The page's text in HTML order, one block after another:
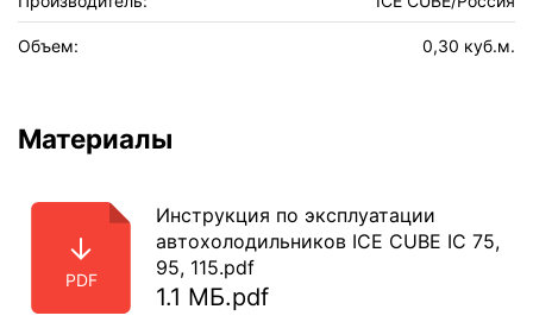
Объем: 0,30 куб.м.
Материалы
PDF
Инструкция по эксплуатации
автохолодильников ICE CUBE IC 75,
95, 115.pdf
1.1 МБ.pdf